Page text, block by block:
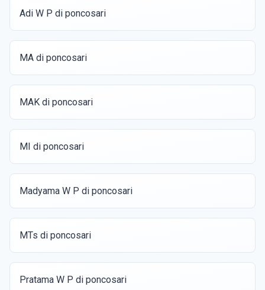
Adi W P di poncosari
MA di poncosari
MAK di poncosari
MI di poncosari
Madyama W P di poncosari
MTs di poncosari
Pratama W P di poncosari